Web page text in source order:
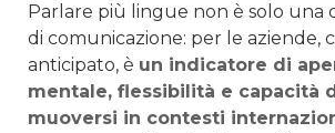
Parlare più lingue non è solo una
di comunicazione: per le aziende,
anticipato, è un indicatore di
mentale, flessibilità e capacità
muoversi in contesti